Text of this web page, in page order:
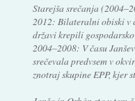
Starejša srečanja
2012: Bilateralni obiski v
državi krepili
2004–2008: V času
srečevala predvsem v
znotraj skupine EPP, kjer